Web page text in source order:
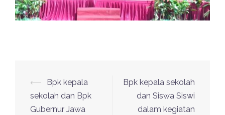
Post
navigation
⟵
Bpk kepala
sekolah dan Bpk
Gubernur Jawa
Bpk kepala sekolah
dan Siswa Siswi
dalam kegiatan